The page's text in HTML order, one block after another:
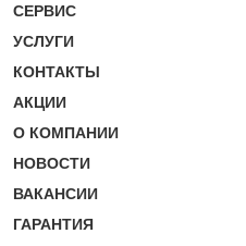
СЕРВИС
УСЛУГИ
КОНТАКТЫ
АКЦИИ
О КОМПАНИИ
НОВОСТИ
ВАКАНСИИ
ГАРАНТИЯ